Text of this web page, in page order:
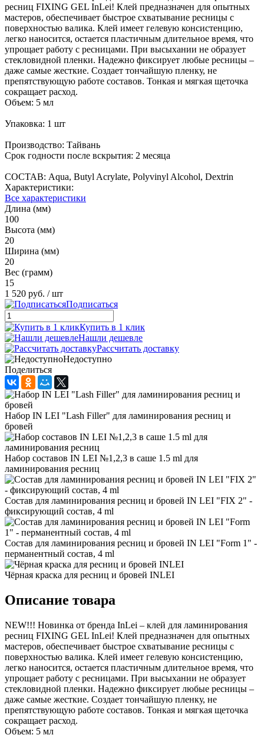
ресниц FIXING GEL InLei! Клей предназначен для опытных
мастеров, обеспечивает быстрое схватывание ресницы с
поверхностью валика. Клей имеет гелевую консистенцию,
легко наносится, остается пластичным длительное время, что
упрощает работу с ресницами. При высыхании не образует
стекловидной пленки. Надежно фиксирует любые ресницы –
даже самые жесткие. Создает тончайшую пленку, не
препятствующую работе составов. Тонкая и мягкая щеточка
сокращает расход.
Объем: 5 мл
Упаковка: 1 шт
Производство: Тайвань
Срок годности после вскрытия: 2 месяца
СОСТАВ: Aqua, Butyl Acrylate, Polyvinyl Alcohol, Dextrin
Характеристики:
Все характеристики
Длина (мм)
100
Высота (мм)
20
Ширина (мм)
20
Вес (грамм)
15
1 520 руб. / шт
Подписаться
Купить в 1 клик
Нашли дешевле
Рассчитать доставку
Недоступно
Поделиться
Набор IN LEI "Lash Filler" для ламинирования ресниц и
бровей
Набор составов IN LEI №1,2,3 в саше 1.5 ml для
ламинирования ресниц
Состав для ламинирования ресниц и бровей IN LEI "FIX 2" -
фиксирующий состав, 4 ml
Состав для ламинирования ресниц и бровей IN LEI "Form 1" -
перманентный состав, 4 ml
Чёрная краска для ресниц и бровей INLEI
Описание товара
NEW!!! Новинка от бренда InLei – клей для ламинирования
ресниц FIXING GEL InLei! Клей предназначен для опытных
мастеров, обеспечивает быстрое схватывание ресницы с
поверхностью валика. Клей имеет гелевую консистенцию,
легко наносится, остается пластичным длительное время, что
упрощает работу с ресницами. При высыхании не образует
стекловидной пленки. Надежно фиксирует любые ресницы –
даже самые жесткие. Создает тончайшую пленку, не
препятствующую работе составов. Тонкая и мягкая щеточка
сокращает расход.
Объем: 5 мл